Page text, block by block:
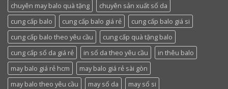
chuyên may balo quà tặng
chuyên sản xuất sổ da
cung cấp balo
cung cấp balo giá rẻ
cung cấp balo giá si
cung cấp balo theo yêu cầu
cung cấp quà tặng balo
cung cấp sổ da giá rẻ
in sổ da theo yêu cầu
in thêu balo
may balo giá rẻ hcm
may balo giá rẻ sài gòn
may balo theo yêu cầu
may sổ da
may sổ si